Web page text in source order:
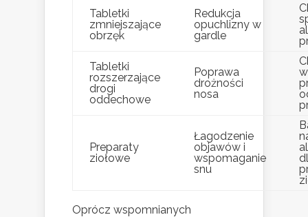
Tabletki
zmniejszające
obrzęk
Redukcja
opuchlizny w
gardle
Tabletki
rozszerzające
drogi
oddechowe
Poprawa
drożności
nosa
Preparaty
ziołowe
Łagodzenie
objawów i
wspomaganie
snu
Oprócz wspomnianych